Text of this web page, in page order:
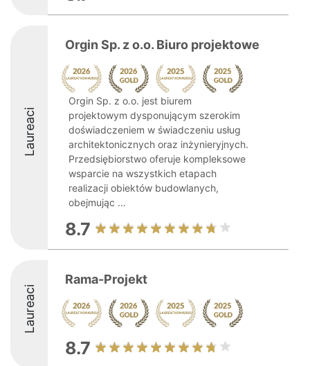
Laureaci
Orgin Sp. z o.o. Biuro projektowe
Orgin Sp. z o.o. jest biurem
projektowym dysponującym szerokim
doświadczeniem w świadczeniu usług
architektonicznych oraz inżynieryjnych.
Przedsiębiorstwo oferuje kompleksowe
wsparcie na wszystkich etapach
realizacji obiektów budowlanych,
obejmując ...
8.7
Laureaci
Rama-Projekt
8.7